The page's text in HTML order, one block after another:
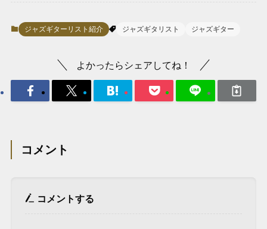
ジャズギターリスト紹介 ジャズギタリスト ジャズギター
よかったらシェアしてね！
コメント
コメントする